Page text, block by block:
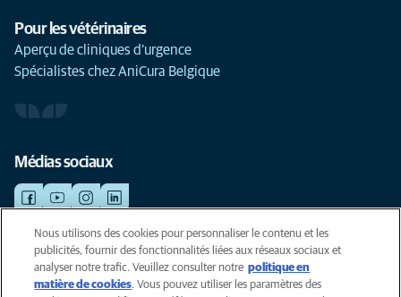
Pour les vétérinaires
Aperçu de cliniques d'urgence
Spécialistes chez AniCura Belgique
Médias sociaux
©AniCura 2024
Nous utilisons des cookies pour personnaliser le contenu et les
publicités, fournir des fonctionnalités liées aux réseaux sociaux et
analyser notre trafic. Veuillez consulter notre politique en
matière de cookies(opens in a new tab)
. Vous pouvez utiliser les paramètres des